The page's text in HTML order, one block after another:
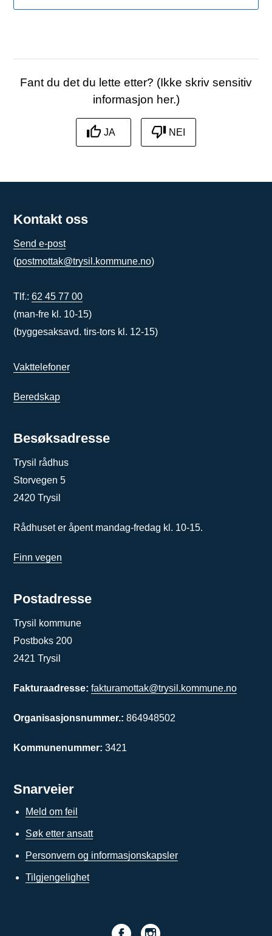
Fant du det du lette etter? (Ikke skriv sensitiv
informasjon her.)
JA NEI
Kontakt oss
Send e-post
(postmottak@trysil.kommune.no)
Tlf.:62 45 77 00
(man-fre kl. 10-15)
(byggesaksavd. tirs-tors kl. 12-15)
Vakttelefoner
Beredskap
Besøksadresse
Trysil rådhus
Storvegen 5
2420 Trysil
Rådhuset er åpent mandag-fredag kl. 10-15.
Finn vegen
Postadresse
Trysil kommune
Postboks 200
2421 Trysil
Fakturaadresse:fakturamottak@trysil.kommune.no
Organisasjonsnummer.:864948502
Kommunenummer: 3421
Snarveier
Meld om feil
Søk etter ansatt
Personvern og informasjonskapsler
Tilgjengelighet